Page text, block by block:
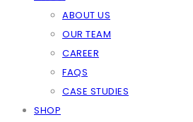
ABOUT US
OUR TEAM
CAREER
FAQS
CASE STUDIES
SHOP